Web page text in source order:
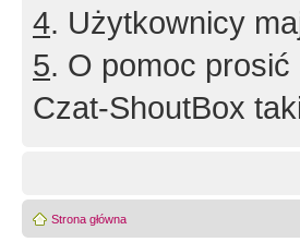
4. Użytkownicy
5. O pomoc
Czat-ShoutBox
Strona główna